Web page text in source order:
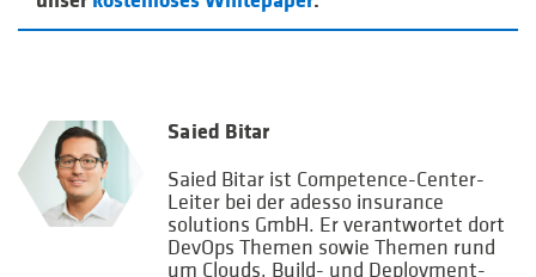
Saied Bitar
Saied Bitar ist Competence-Center-
Leiter bei der adesso insurance
solutions GmbH. Er verantwortet dort
DevOps Themen sowie Themen rund
um Clouds, Build- und Deployment-